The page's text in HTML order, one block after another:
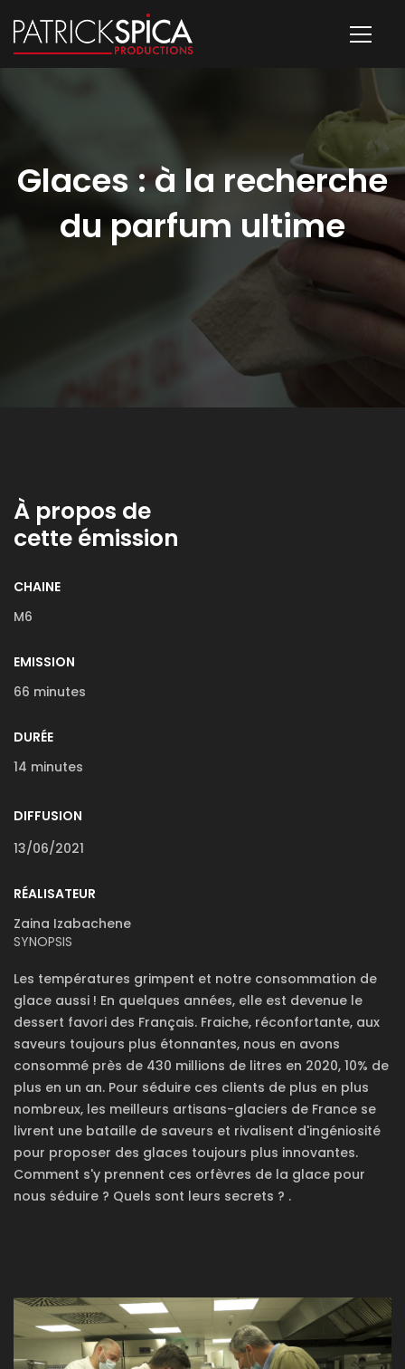
Glaces : à la recherche
du parfum ultime
À propos de
cette émission
CHAINE
M6
EMISSION
66 minutes
DURÉE
14 minutes
DIFFUSION
13/06/2021
RÉALISATEUR
Zaina Izabachene
SYNOPSIS
Les températures grimpent et notre consommation de
glace aussi ! En quelques années, elle est devenue le
dessert favori des Français. Fraiche, réconfortante, aux
saveurs toujours plus étonnantes, nous en avons
consommé près de 430 millions de litres en 2020, 10% de
plus en un an. Pour séduire ces clients de plus en plus
nombreux, les meilleurs artisans-glaciers de France se
livrent une bataille de saveurs et rivalisent d'ingéniosité
pour proposer des glaces toujours plus innovantes.
Comment s'y prennent ces orfèvres de la glace pour
nous séduire ? Quels sont leurs secrets ? .